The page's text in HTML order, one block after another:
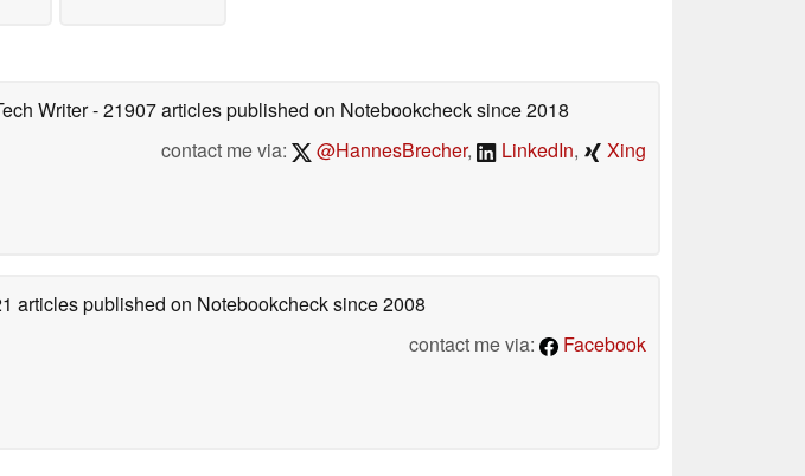
Writer- 21907 articles published on Notebookchecksince 2018
contact me via:
@HannesBrecher, LinkedIn, Xing
articles published on Notebookchecksince 2008
contact me via:
Facebook